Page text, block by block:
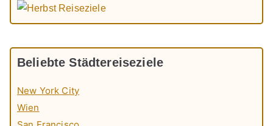
Beliebte Städtereiseziele
New York City
Wien